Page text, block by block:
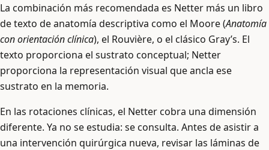
La combinación más recomendada es Netter más un libro
de texto de anatomía descriptiva como el Moore (Anatomía
con orientación clínica), el Rouvière, o el clásico Gray’s. El
texto proporciona el sustrato conceptual; Netter
proporciona la representación visual que ancla ese
sustrato en la memoria.
En las rotaciones clínicas, el Netter cobra una dimensión
diferente. Ya no se estudia: se consulta. Antes de asistir a
una intervención quirúrgica nueva, revisar las láminas de